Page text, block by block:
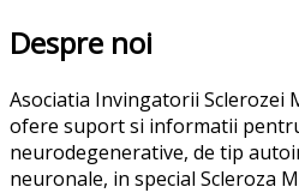
Despre noi
Asociatia Invingatorii Sclerozei
ofere suport si informatii
neurodegenerative, de tip
neuronale, in special Scleroza